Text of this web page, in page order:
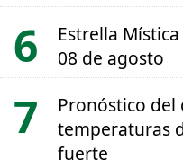
Estrella
08 de agosto
Pronóstico del
temperaturas
fuerte